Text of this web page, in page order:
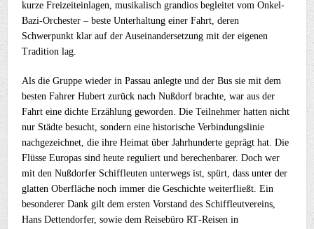
kurze Freizeiteinlagen, musikalisch grandios begleitet vom Onkel-
Bazi-Orchester – beste Unterhaltung einer Fahrt, deren
Schwerpunkt klar auf der Auseinandersetzung mit der eigenen
Tradition lag.
Als die Gruppe wieder in Passau anlegte und der Bus sie mit dem
besten Fahrer Hubert zurück nach Nußdorf brachte, war aus der
Fahrt eine dichte Erzählung geworden. Die Teilnehmer hatten nicht
nur Städte besucht, sondern eine historische Verbindungslinie
nachgezeichnet, die ihre Heimat über Jahrhunderte geprägt hat. Die
Flüsse Europas sind heute reguliert und berechenbarer. Doch wer
mit den Nußdorfer Schiffleuten unterwegs ist, spürt, dass unter der
glatten Oberfläche noch immer die Geschichte weiterfließt. Ein
besonderer Dank gilt dem ersten Vorstand des Schiffleutvereins,
Hans Dettendorfer, sowie dem Reisebüro RT‑Reisen in